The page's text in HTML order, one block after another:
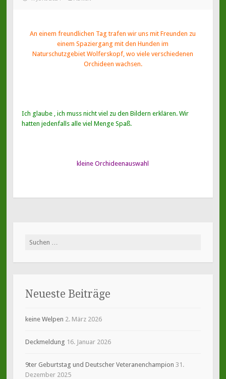
An einem freundlichen Tag trafen wir uns mit Freunden zu
einem Spaziergang mit den Hunden im
Naturschutzgebiet Wolferskopf, wo viele verschiedenen
Orchideen wachsen.
Ich glaube , ich muss nicht viel zu den Bildern erklären. Wir
hatten jedenfalls alle viel Menge Spaß.
kleine Orchideenauswahl
Suche
Neueste Beiträge
keine Welpen 2. März 2026
Deckmeldung 16. Januar 2026
9ter Geburtstag und Deutscher Veteranenchampion 31.
Dezember 2025